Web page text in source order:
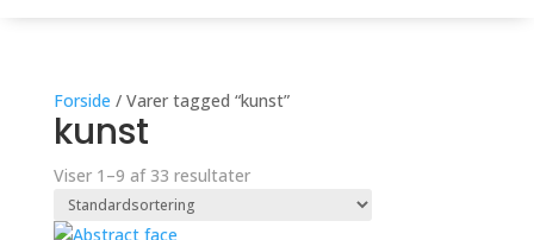
Forside / Varer tagged “kunst”
kunst
Viser 1–9 af 33 resultater